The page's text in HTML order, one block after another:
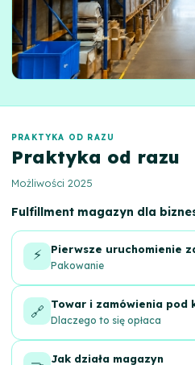
PRAKTYKA OD RAZU
Praktyka od razu
Możliwości 2025
Fulfillment magazyn dla
⚡ Pierwsze uruchomienie
Pakowanie
🔗 Towar i zamówienia pod
Dlaczego to się opłaca
Jak działa magazyn